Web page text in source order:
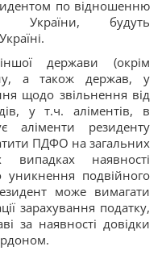
по відношенню
України, будуть
держави (окрім
а також держав, у
щодо звільнення від
у т.ч. аліментів, в
аліменти резиденту
ПДФО на загальних
наявності
уникнення подвійного
може вимагати
зарахування податку,
за наявності довідки